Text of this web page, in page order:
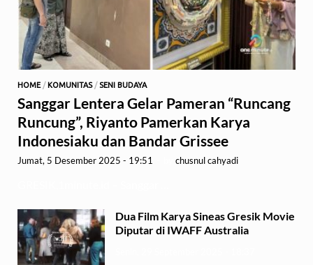
HOME / KOMUNITAS/ SENI BUDAYA
Sanggar Lentera Gelar Pameran “Runcang
Runcung”, Riyanto Pamerkan Karya
Indonesiaku dan Bandar Grissee
Jumat, 5 Desember 2025 - 19:51 chusnul cahyadi
Dua Film Karya Sineas Gresik Movie
Diputar di IWAFF Australia